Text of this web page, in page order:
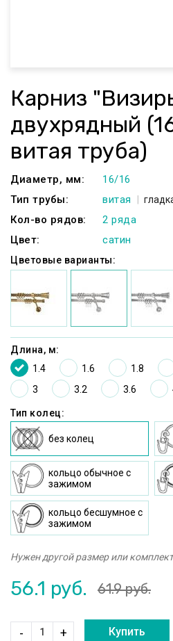
Карниз
двухрядный
витая труба)
Диаметр, мм:
16/16
Тип трубы:
витая
Кол-во рядов:
2 ряда
Цвет:
сатин
Цветовые варианты:
Длина, м:
1.4
1.6 1.8
3
3.2 3.6
Тип колец:
без колец
кольцо oбычное с
зажимом
кольцо бесшумное с
зажимом
Нужен другой размер или
56.1 руб. 61.9руб.
- + Купить